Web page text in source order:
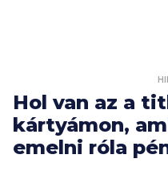
Hol van az a
kártyámon,
emelni róla